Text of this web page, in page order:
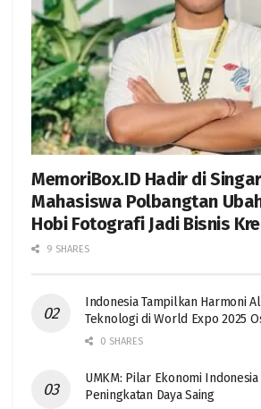
MemoriBox.ID Hadir di
Mahasiswa Polbangtan
Hobi Fotografi Jadi Bisnis
9 SHARES
Indonesia Tampilkan Harmoni
Teknologi di World Expo 2025
0 SHARES
UMKM: Pilar Ekonomi Indonesia
Peningkatan Daya Saing